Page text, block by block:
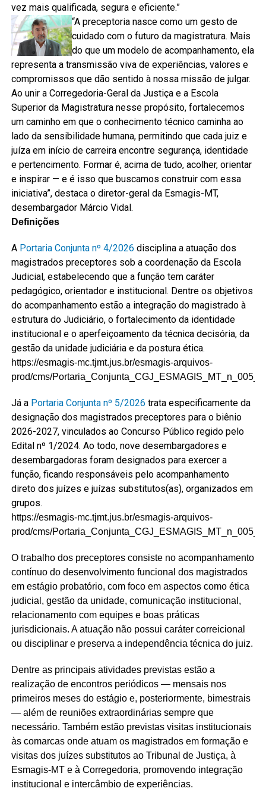
vez mais qualificada, segura e eficiente.”
“A preceptoria nasce como um gesto de
cuidado com o futuro da magistratura. Mais
do que um modelo de acompanhamento, ela
representa a transmissão viva de experiências, valores e
compromissos que dão sentido à nossa missão de julgar.
Ao unir a Corregedoria-Geral da Justiça e a Escola
Superior da Magistratura nesse propósito, fortalecemos
um caminho em que o conhecimento técnico caminha ao
lado da sensibilidade humana, permitindo que cada juiz e
juíza em início de carreira encontre segurança, identidade
e pertencimento. Formar é, acima de tudo, acolher, orientar
e inspirar — e é isso que buscamos construir com essa
iniciativa”, destaca o diretor-geral da Esmagis-MT,
desembargador Márcio Vidal.
Definições
A Portaria Conjunta nº 4/2026 disciplina a atuação dos
magistrados preceptores sob a coordenação da Escola
Judicial, estabelecendo que a função tem caráter
pedagógico, orientador e institucional. Dentre os objetivos
do acompanhamento estão a integração do magistrado à
estrutura do Judiciário, o fortalecimento da identidade
institucional e o aperfeiçoamento da técnica decisória, da
gestão da unidade judiciária e da postura ética.
https://esmagis-mc.tjmt.jus.br/esmagis-arquivos-
prod/cms/
Já a Portaria Conjunta nº 5/2026 trata especificamente da
designação dos magistrados preceptores para o biênio
2026-2027, vinculados ao Concurso Público regido pelo
Edital nº 1/2024. Ao todo, nove desembargadores e
desembargadoras foram designados para exercer a
função, ficando responsáveis pelo acompanhamento
direto dos juízes e juízas substitutos(as), organizados em
grupos.
https://esmagis-mc.tjmt.jus.br/esmagis-arquivos-
prod/cms/
O trabalho dos preceptores consiste no acompanhamento
contínuo do desenvolvimento funcional dos magistrados
em estágio probatório, com foco em aspectos como ética
judicial, gestão da unidade, comunicação institucional,
relacionamento com equipes e boas práticas
jurisdicionais. A atuação não possui caráter correicional
ou disciplinar e preserva a independência técnica do juiz.
Dentre as principais atividades previstas estão a
realização de encontros periódicos — mensais nos
primeiros meses do estágio e, posteriormente, bimestrais
— além de reuniões extraordinárias sempre que
necessário. Também estão previstas visitas institucionais
às comarcas onde atuam os magistrados em formação e
visitas dos juízes substitutos ao Tribunal de Justiça, à
Esmagis-MT e à Corregedoria, promovendo integração
institucional e intercâmbio de experiências.